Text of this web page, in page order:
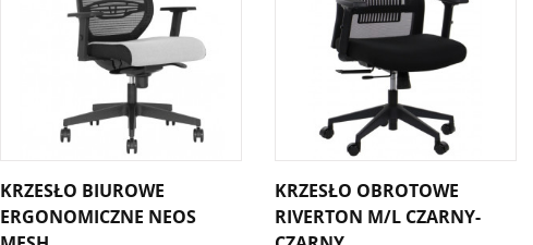
KRZESŁO BIUROWE
ERGONOMICZNE NEOS
KRZESŁO OBROTOWE
RIVERTON M/L CZARNY-